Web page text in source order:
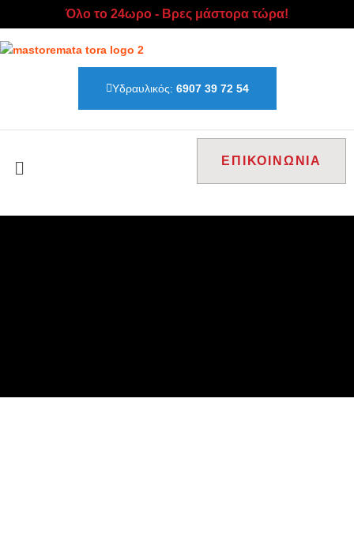
Όλο το 24ωρο - Βρες μάστορα τώρα!
Υδραυλικός: 6907 39 72 54
ΕΠΙΚΟΙΝΩΝΙΑ